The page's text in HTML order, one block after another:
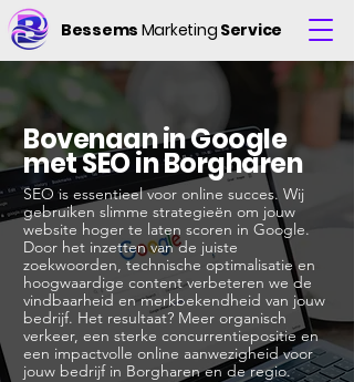
Bessems Marketing Service
Bovenaan in Google
met SEO in Borgharen
SEO is essentieel voor online succes. Wij
gebruiken slimme strategieën om jouw
website hoger te laten scoren in Google.
Door het inzetten van de juiste
zoekwoorden, technische optimalisatie en
hoogwaardige content verbeteren we de
vindbaarheid en merkbekendheid van jouw
bedrijf. Het resultaat? Meer organisch
verkeer, een sterke concurrentiepositie en
een impactvolle online aanwezigheid voor
jouw bedrijf in Borgharen en de regio.